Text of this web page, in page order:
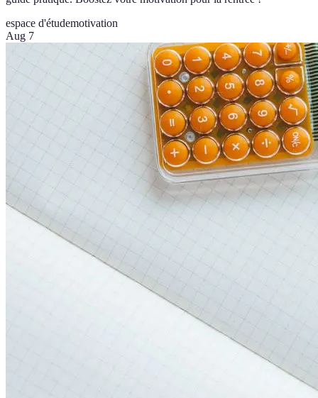
espace d'étudemotivation
Aug 7